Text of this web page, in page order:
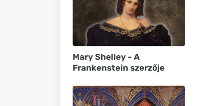
Mary Shelley - A
Frankenstein szerzője